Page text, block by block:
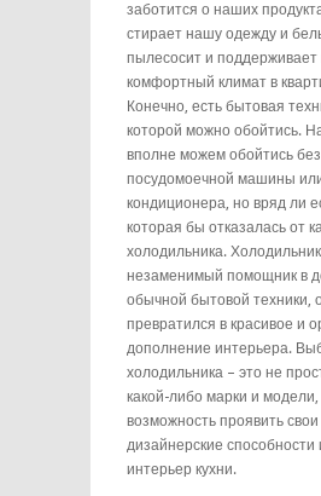
заботится о наших
стирает нашу одежду и
пылесосит и поддерживает
комфортный климат в
Конечно, есть бытовая
которой можно обойтись.
вполне можем обойтись без
посудомоечной машины
кондиционера, но вряд ли
которая бы отказалась от
холодильника.
незаменимый помощник в
обычной бытовой техники,
превратился в красивое и
дополнение интерьера.
холодильника – это не
какой-либо марки и модели,
возможность проявить свои
дизайнерские способности
интерьер кухни.